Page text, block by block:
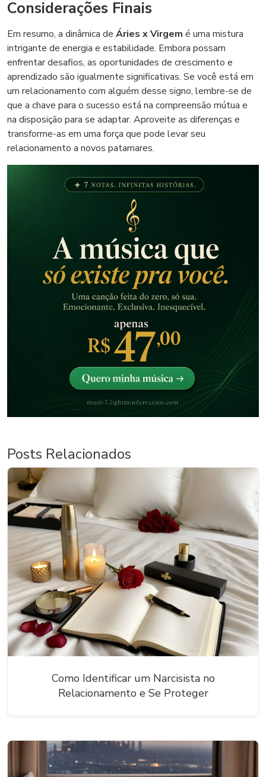
Considerações Finais
Em resumo, a dinâmica de Áries x Virgem é uma mistura
intrigante de energia e estabilidade. Embora possam
enfrentar desafios, as oportunidades de crescimento e
aprendizado são igualmente significativas. Se você está em
um relacionamento com alguém desse signo, lembre-se de
que a chave para o sucesso está na compreensão mútua e
na disposição para se adaptar. Aproveite as diferenças e
transforme-as em uma força que pode levar seu
relacionamento a novos patamares.
Posts Relacionados
Como Identificar um Narcisista no
Relacionamento e Se Proteger